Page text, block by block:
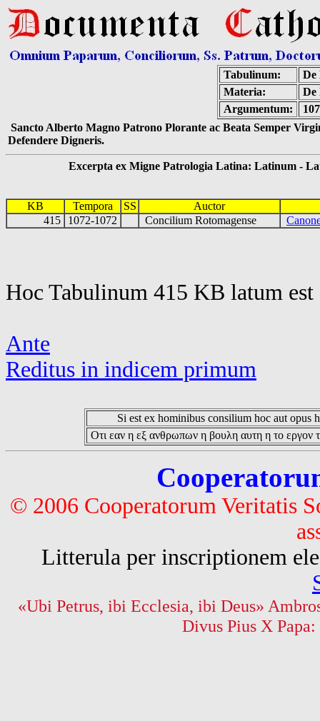
Tabulinum:
De
Materia:
De
Argumentum:
Sancto Alberto Magno Patrono Plorante ac Beata Semper
Defendere Digneris.
Excerpta ex Migne Patrologia Latina: Latinum -
KB Tempora SS
Auctor
415
1072-1072 Concilium Rotomagense
Hoc Tabulinum 415 KB latum
Ante
Reditus in indicem primum
Si est ex hominibus consilium hoc aut opus
Οτι εαν η εξ ανθρωπων η βουλη αυτη η το εργον
© 2006 Cooperatorum Veritatis
Litterula per inscriptionem
«Ubi Petrus, ibi Ecclesia, ibi Deus»
Divus Pius X Papa: